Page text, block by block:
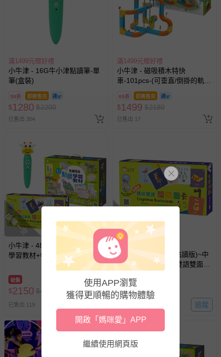
戲或活動點數等）。
-個人衛生用品（例如尿布、貼身衣物、泳裝、襪子、地
墊、寢具類等）。
褲、紗布衣等）。
-接觸性孕哺產品（奶嘴、奶瓶、擠乳器、哺乳衣、托腹
帶束縛衣、餐搖椅等）。
-其他原廠盒裝商品封口處已貼上「不可拆封」，或具警
示字句等說明貼紙、封條者。
國際航空、客運、訂房等服務。
相關的退換貨辦理流程，可詳見：
其他常見問題：
運送服務：目前提供的運送僅限台灣本島。如您位於離島地
區，可能會無法配送，或須依據商品需加收離島運費。廠商
亦保留出貨與否的權利。離島、偏遠地區、樓層親送等加價
費用，可能會另需加收。
商品實際的配達日期，可於訂單個人資料內的查詢訂單內，
已出貨通知之訊息為主。
如您收到商品，請依正常流程檢查是否完好，若商品遇瑕疵
情形，您可申請更換新品或退貨，請見：
若您對於會員帳號、商品訂購與資訊、購物流程、付款方
式、折價券與購物金的使用、退貨及商品運送方式等有疑
問，你可詳見：媽咪愛客服中心。
預購商品：預購為海外同步代購，遇缺貨即會通知媽咪並協
助取消退款事宜。
商品如因「價格、組合」等錯誤原因，導致無法安排出貨，
滿1499元贈好禮
小牛津 - 16G牛小津點讀筆-單
筆(盒裝)
58折 即將售完
$1280 $2200
已售出 304
滿1499元贈好禮
小牛津 - 磁吸積木特快
車-101pcs-(可垂直/倒掛的軌道
車-steam玩具)
69折 即將售完
$1499 $2180
已售出 17
搶購一空
小牛津 - 48件組-全腦開發點讀
學習教材+牛小津點讀筆 (贈-聰
明寶寶認知圖卡)-牛小津點讀筆
*1、47件組點讀教材*1、傳輸
線*1、保固卡*1-盒裝
破盤
$2150 $4060
已售出 119
搶購一空
滿1499元贈好禮
聰明寶寶認知圖卡(點讀版)~中
英雙面-共50張中英雙語雙面圖
54折
$258 $480
追蹤
使用APP瀏覽
獲得更順暢的購物體驗
開啟「媽咪愛」APP
繼續使用網頁版